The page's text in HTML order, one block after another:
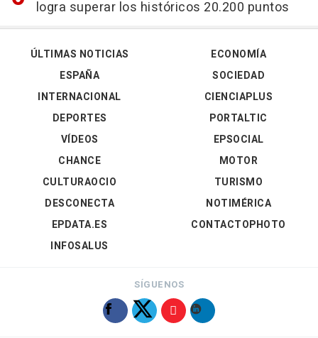
logra superar los históricos 20.200 puntos
ÚLTIMAS NOTICIAS
ESPAÑA
INTERNACIONAL
DEPORTES
VÍDEOS
ECONOMÍA
SOCIEDAD
CIENCIAPLUS
PORTALTIC
EPSOCIAL
CHANCE
CULTURAOCIO
DESCONECTA
EPDATA.ES
INFOSALUS
MOTOR
TURISMO
NOTIMÉRICA
CONTACTOPHOTO
SÍGUENOS